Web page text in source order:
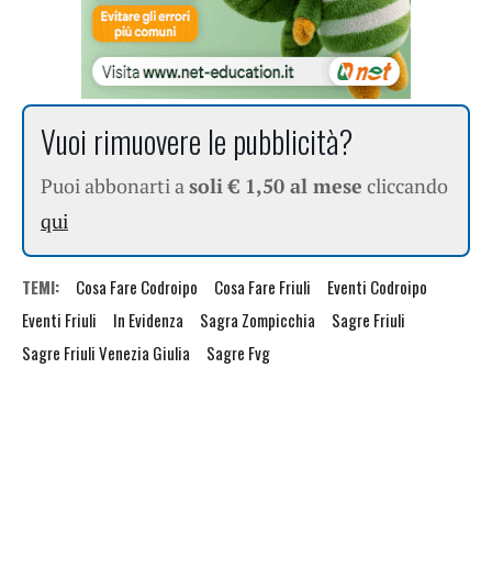
Vuoi rimuovere le pubblicità?
Puoi abbonarti asoli € 1,50 al mese cliccando
qui
TEMI: Cosa Fare Codroipo Cosa Fare Friuli
Eventi Codroipo
Eventi Friuli
In Evidenza Sagra Zompicchia
Sagre Friuli
Sagre Friuli Venezia Giulia
Sagre Fvg